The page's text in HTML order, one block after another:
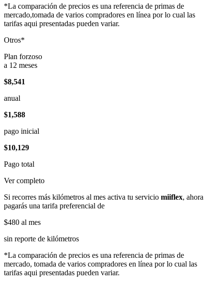
*La comparación de precios es una referencia de primas de
mercado,tomada de varios compradores en línea por lo cual las
tarifas aqui presentadas pueden variar.
Otros*
Plan forzoso
a 12 meses
$8,541
anual
$1,588
pago inicial
$10,129
Pago total
Ver completo
Si recorres más kilómetros al mes activa tu servicio miiflex, ahora
pagarás una tarifa preferencial de
$480 al mes
sin reporte de kilómetros
*La comparación de precios es una referencia de primas de
mercado, tomada de varios compradores en línea por lo cual las
tarifas aqui presentadas pueden variar.